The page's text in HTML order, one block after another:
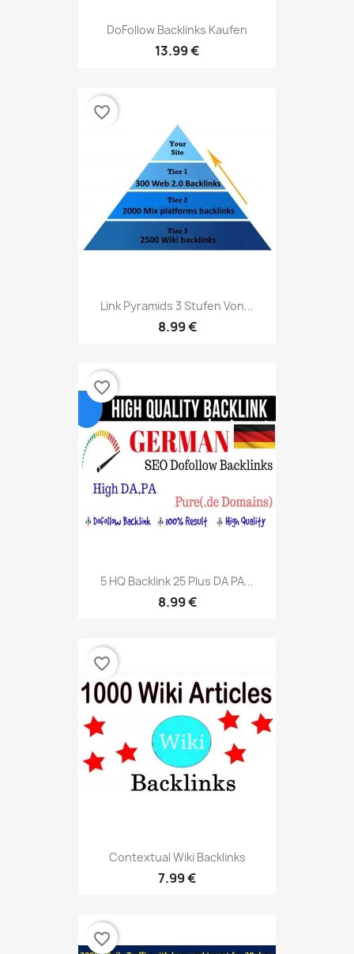
DoFollow Backlinks Kaufen
13.99 €
Link Pyramids 3 Stufen Von...
8.99 €
favorite_border
5 HQ Backlink 25 Plus DA PA...
8.99 €
favorite_border
Contextual Wiki Backlinks
7.99 €
favorite_border
favorite_border